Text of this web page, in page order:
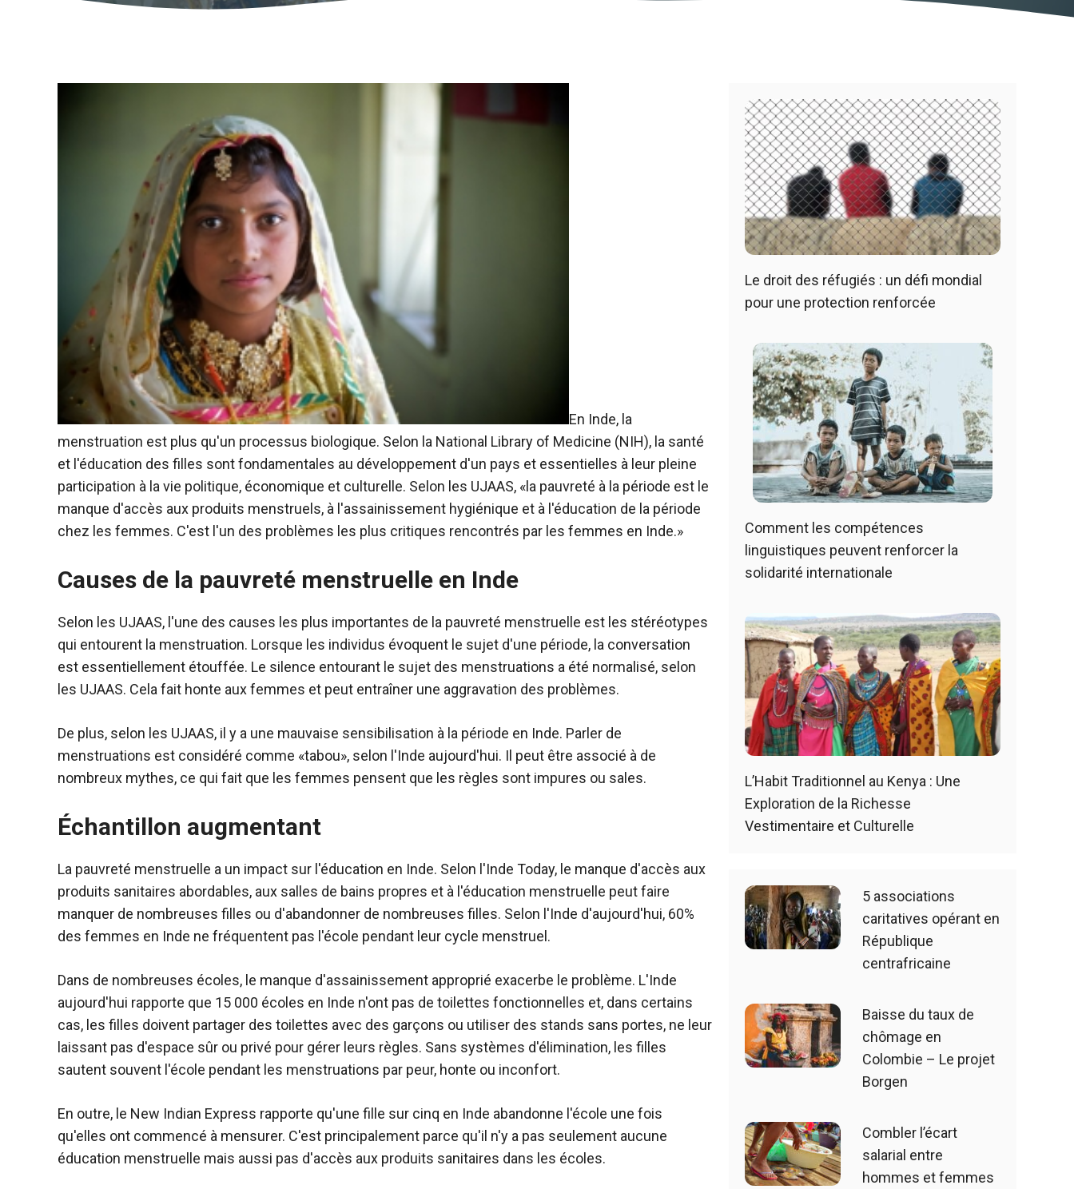
En Inde, la
menstruation est plus qu'un processus biologique. Selon la National Library of Medicine (NIH), la santé
et l'éducation des filles sont fondamentales au développement d'un pays et essentielles à leur pleine
participation à la vie politique, économique et culturelle. Selon les UJAAS, «la pauvreté à la période est le
manque d'accès aux produits menstruels, à l'assainissement hygiénique et à l'éducation de la période
chez les femmes. C'est l'un des problèmes les plus critiques rencontrés par les femmes en Inde.»
Causes de la pauvreté menstruelle en Inde
Selon les UJAAS, l'une des causes les plus importantes de la pauvreté menstruelle est les stéréotypes
qui entourent la menstruation. Lorsque les individus évoquent le sujet d'une période, la conversation
est essentiellement étouffée. Le silence entourant le sujet des menstruations a été normalisé, selon
les UJAAS. Cela fait honte aux femmes et peut entraîner une aggravation des problèmes.
De plus, selon les UJAAS, il y a une mauvaise sensibilisation à la période en Inde. Parler de
menstruations est considéré comme «tabou», selon l'Inde aujourd'hui. Il peut être associé à de
nombreux mythes, ce qui fait que les femmes pensent que les règles sont impures ou sales.
Échantillon augmentant
La pauvreté menstruelle a un impact sur l'éducation en Inde. Selon l'Inde Today, le manque d'accès aux
produits sanitaires abordables, aux salles de bains propres et à l'éducation menstruelle peut faire
manquer de nombreuses filles ou d'abandonner de nombreuses filles. Selon l'Inde d'aujourd'hui, 60%
des femmes en Inde ne fréquentent pas l'école pendant leur cycle menstruel.
Dans de nombreuses écoles, le manque d'assainissement approprié exacerbe le problème. L'Inde
aujourd'hui rapporte que 15 000 écoles en Inde n'ont pas de toilettes fonctionnelles et, dans certains
cas, les filles doivent partager des toilettes avec des garçons ou utiliser des stands sans portes, ne leur
laissant pas d'espace sûr ou privé pour gérer leurs règles. Sans systèmes d'élimination, les filles
sautent souvent l'école pendant les menstruations par peur, honte ou inconfort.
En outre, le New Indian Express rapporte qu'une fille sur cinq en Inde abandonne l'école une fois
qu'elles ont commencé à mensurer. C'est principalement parce qu'il n'y a pas seulement aucune
éducation menstruelle mais aussi pas d'accès aux produits sanitaires dans les écoles.
Le droit des réfugiés : un défi mondial
pour une protection renforcée
Comment les compétences
linguistiques peuvent renforcer la
solidarité internationale
L’Habit Traditionnel au Kenya : Une
Exploration de la Richesse
Vestimentaire et Culturelle
5 associations
caritatives opérant en
République
centrafricaine
Baisse du taux de
chômage en
Colombie – Le projet
Borgen
Combler l’écart
salarial entre
hommes et femmes